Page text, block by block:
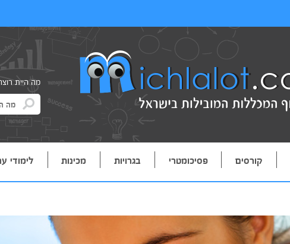
מה היית
קורסים פסיכומטרי בגרויות מכינות לימודי